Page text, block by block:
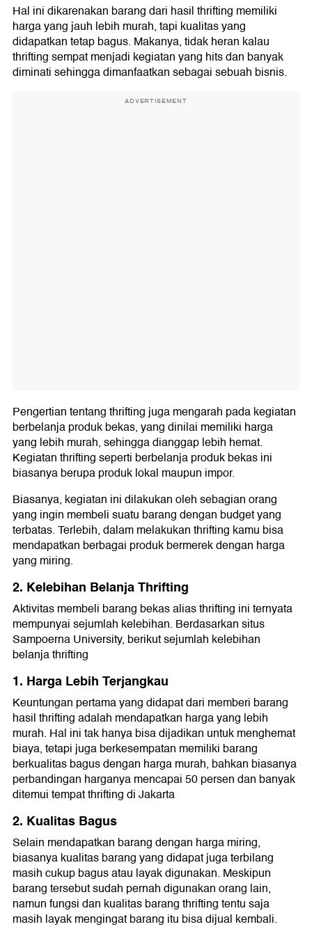
Hal ini dikarenakan barang dari hasil thrifting memiliki
harga yang jauh lebih murah, tapi kualitas yang
didapatkan tetap bagus. Makanya, tidak heran kalau
thrifting sempat menjadi kegiatan yang hits dan banyak
diminati sehingga dimanfaatkan sebagai sebuah bisnis.
ADVERTISEMENT
Pengertian tentang thrifting juga mengarah pada kegiatan
berbelanja produk bekas, yang dinilai memiliki harga
yang lebih murah, sehingga dianggap lebih hemat.
Kegiatan thrifting seperti berbelanja produk bekas ini
biasanya berupa produk lokal maupun impor.
Biasanya, kegiatan ini dilakukan oleh sebagian orang
yang ingin membeli suatu barang dengan budget yang
terbatas. Terlebih, dalam melakukan thrifting kamu bisa
mendapatkan berbagai produk bermerek dengan harga
yang miring.
2. Kelebihan Belanja Thrifting
Aktivitas membeli barang bekas alias thrifting ini ternyata
mempunyai sejumlah kelebihan. Berdasarkan situs
Sampoerna University, berikut sejumlah kelebihan
belanja thrifting
1. Harga Lebih Terjangkau
Keuntungan pertama yang didapat dari memberi barang
hasil thrifting adalah mendapatkan harga yang lebih
murah. Hal ini tak hanya bisa dijadikan untuk menghemat
biaya, tetapi juga berkesempatan memiliki barang
berkualitas bagus dengan harga murah, bahkan biasanya
perbandingan harganya mencapai 50 persen dan banyak
ditemui tempat thrifting di Jakarta
2. Kualitas Bagus
Selain mendapatkan barang dengan harga miring,
biasanya kualitas barang yang didapat juga terbilang
masih cukup bagus atau layak digunakan. Meskipun
barang tersebut sudah pernah digunakan orang lain,
namun fungsi dan kualitas barang thrifting tentu saja
masih layak mengingat barang itu bisa dijual kembali.